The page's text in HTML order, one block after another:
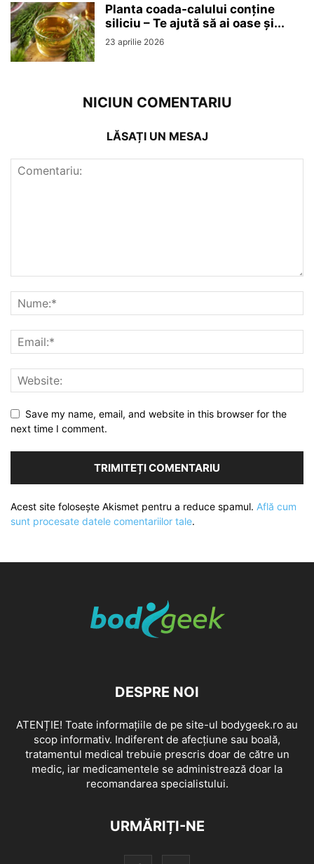
Planta coada-calului conține
siliciu – Te ajută să ai oase și...
23 aprilie 2026
NICIUN COMENTARIU
LĂSAȚI UN MESAJ
Save my name, email, and website in this browser for the
next time I comment.
Acest site folosește Akismet pentru a reduce spamul. Află cum
sunt procesate datele comentariilor tale.
DESPRE NOI
ATENȚIE! Toate informațiile de pe site-ul bodygeek.ro au
scop informativ. Indiferent de afecțiune sau boală,
tratamentul medical trebuie prescris doar de către un
medic, iar medicamentele se administrează doar la
recomandarea specialistului.
URMĂRIȚI-NE